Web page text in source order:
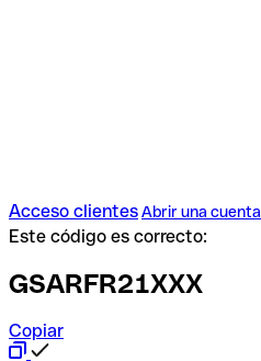
Acceso clientesAbrir una cuenta
Este código es correcto:
GSARFR21XXX
Copiar